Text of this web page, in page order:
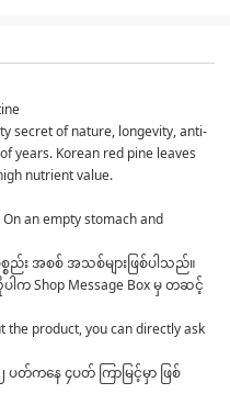
secret of nature, longevity, anti-
years. Korean red pine leaves
nutrient value.
an empty stomach and
ည်း အစစ် အသစ်များဖြစ်ပါသည်။
Shop Message Box မှ တဆင့်
product, you can directly ask
ပတ်ကနေ ၄ပတ် ကြာမြင့်မှာ ဖြစ်